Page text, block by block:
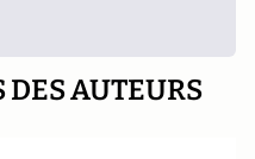
DES AUTEURS